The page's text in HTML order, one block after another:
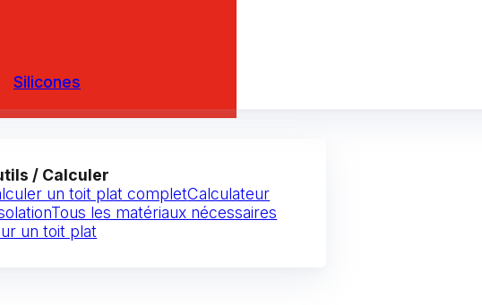
Silicones
/ Calculer
un toit plat completCalculateur
Tous les matériaux nécessaires
un toit plat